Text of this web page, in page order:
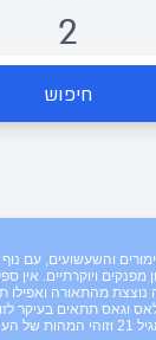
והשעשועים, עם נוף
מפנקים ויוקרתיים.
נוצצת מהתאורה ואפילו
וגאס תתאים בעיקר